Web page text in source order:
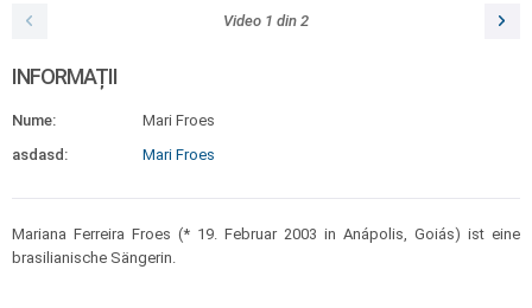
Video 1 din 2
INFORMAȚII
Nume:
Mari Froes
asdasd:
Mari Froes
Mariana Ferreira Froes (* 19. Februar 2003 in Anápolis, Goiás) ist eine
brasilianische Sängerin.